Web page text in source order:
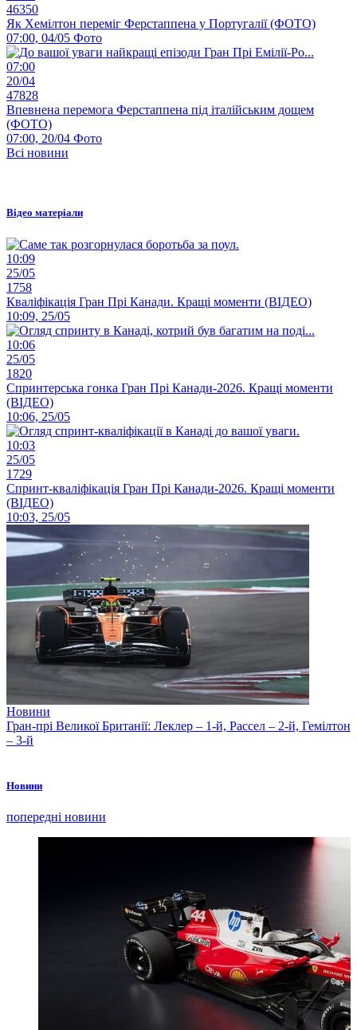
46350
Як Хемілтон переміг Ферстаппена у Португалії (ФОТО)
07:00, 04/05 Фото
07:00
20/04
47828
Впевнена перемога Ферстаппена під італійським дощем
(ФОТО)
07:00, 20/04 Фото
Всі новини
Відео матеріали
10:09
25/05
1758
Кваліфікація Гран Прі Канади. Кращі моменти (ВІДЕО)
10:09, 25/05
10:06
25/05
1820
Спринтерська гонка Гран Прі Канади-2026. Кращі моменти
(ВІДЕО)
10:06, 25/05
10:03
25/05
1729
Спринт-кваліфікація Гран Прі Канади-2026. Кращі моменти
(ВІДЕО)
10:03, 25/05
Новини
Гран-прі Великої Британії: Леклер – 1-й, Рассел – 2-й, Гемілтон
– 3-й
Новини
попередні новини